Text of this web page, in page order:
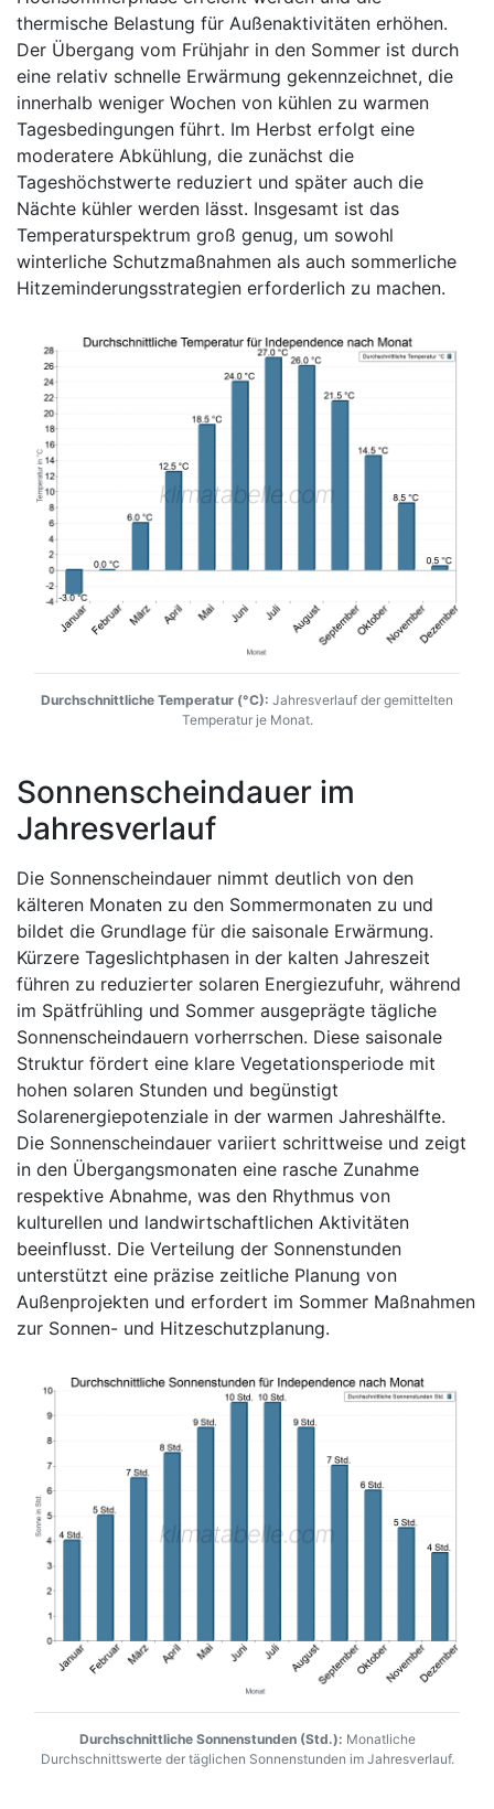
thermische Belastung für Außenaktivitäten erhöhen.
Der Übergang vom Frühjahr in den Sommer ist durch
eine relativ schnelle Erwärmung gekennzeichnet, die
innerhalb weniger Wochen von kühlen zu warmen
Tagesbedingungen führt. Im Herbst erfolgt eine
moderatere Abkühlung, die zunächst die
Tageshöchstwerte reduziert und später auch die
Nächte kühler werden lässt. Insgesamt ist das
Temperaturspektrum groß genug, um sowohl
winterliche Schutzmaßnahmen als auch sommerliche
Hitzeminderungsstrategien erforderlich zu machen.
Durchschnittliche Temperatur (°C): Jahresverlauf der gemittelten
Temperatur je Monat.
Sonnenscheindauer im
Jahresverlauf
Die Sonnenscheindauer nimmt deutlich von den
kälteren Monaten zu den Sommermonaten zu und
bildet die Grundlage für die saisonale Erwärmung.
Kürzere Tageslichtphasen in der kalten Jahreszeit
führen zu reduzierter solaren Energiezufuhr, während
im Spätfrühling und Sommer ausgeprägte tägliche
Sonnenscheindauern vorherrschen. Diese saisonale
Struktur fördert eine klare Vegetationsperiode mit
hohen solaren Stunden und begünstigt
Solarenergiepotenziale in der warmen Jahreshälfte.
Die Sonnenscheindauer variiert schrittweise und zeigt
in den Übergangsmonaten eine rasche Zunahme
respektive Abnahme, was den Rhythmus von
kulturellen und landwirtschaftlichen Aktivitäten
beeinflusst. Die Verteilung der Sonnenstunden
unterstützt eine präzise zeitliche Planung von
Außenprojekten und erfordert im Sommer Maßnahmen
zur Sonnen- und Hitzeschutzplanung.
Durchschnittliche Sonnenstunden (Std.): Monatliche
Durchschnittswerte der täglichen Sonnenstunden im Jahresverlauf.